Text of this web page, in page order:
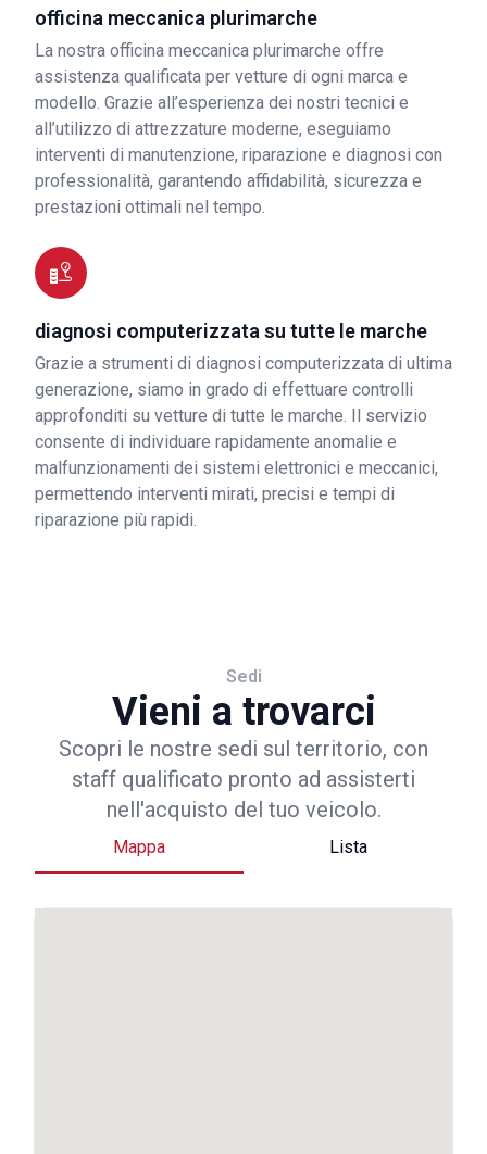
officina meccanica plurimarche
La nostra officina meccanica plurimarche offre
assistenza qualificata per vetture di ogni marca e
modello. Grazie all’esperienza dei nostri tecnici e
all’utilizzo di attrezzature moderne, eseguiamo
interventi di manutenzione, riparazione e diagnosi con
professionalità, garantendo affidabilità, sicurezza e
prestazioni ottimali nel tempo.
diagnosi computerizzata su tutte le marche
Grazie a strumenti di diagnosi computerizzata di ultima
generazione, siamo in grado di effettuare controlli
approfonditi su vetture di tutte le marche. Il servizio
consente di individuare rapidamente anomalie e
malfunzionamenti dei sistemi elettronici e meccanici,
permettendo interventi mirati, precisi e tempi di
riparazione più rapidi.
Sedi
Vieni a trovarci
Scopri le nostre sedi sul territorio, con
staff qualificato pronto ad assisterti
nell'acquisto del tuo veicolo.
Mappa Lista